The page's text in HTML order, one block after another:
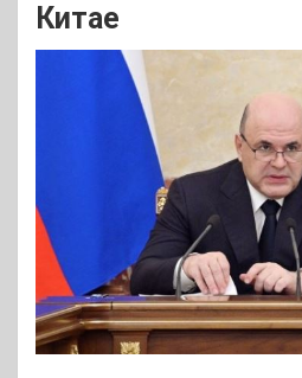
Китае